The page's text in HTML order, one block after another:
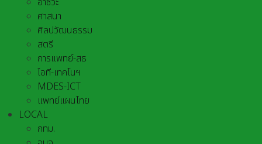
ศาสนา
ศิลปวัฒนธรรม
สตรี
การแพทย์-สธ
ไอที-เทคโนฯ
MDES-ICT
แพทย์แผนไทย
LOCAL
กทม.